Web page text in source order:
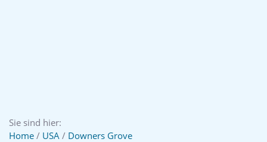
Sie sind hier:
Home / USA / Downers Grove